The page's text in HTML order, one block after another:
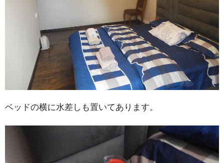
ベッドの横に水差しも置いてあります。